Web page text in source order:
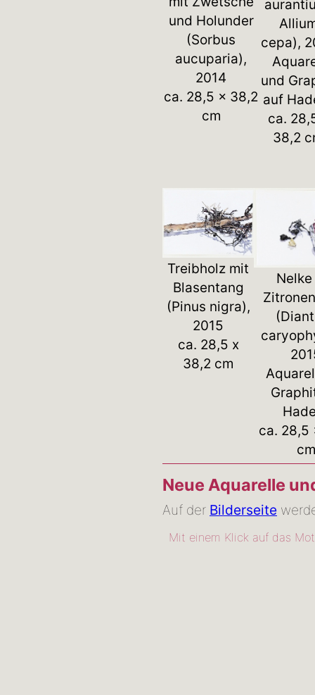
und Holunder
(Sorbus
aucuparia),
2014
ca. 28,5 x 38,2
cm
cepa),
und
auf
ca.
38,2
Treibholz mit
Blasentang
(Pinus nigra),
2015
ca. 28,5 x
38,2 cm
ca. 28,5
cm
Neue Aquarelle
Auf der Bilderseite
Mit einem Klick auf das